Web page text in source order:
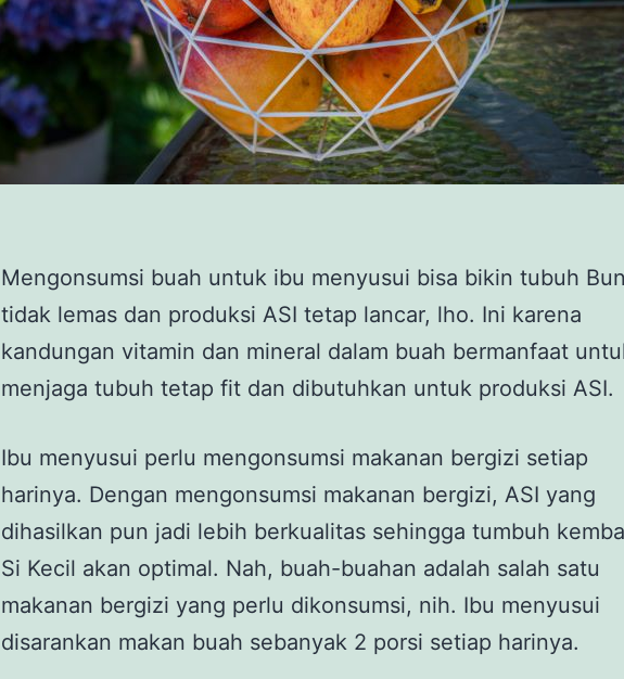
Mengonsumsi buah untuk ibu menyusui bisa bikin tubuh
tidak lemas dan produksi ASI tetap lancar, lho. Ini karena
kandungan vitamin dan mineral dalam buah bermanfaat
menjaga tubuh tetap fit dan dibutuhkan untuk produksi ASI.
Ibu menyusui perlu mengonsumsi makanan bergizi setiap
harinya. Dengan mengonsumsi makanan bergizi, ASI yang
dihasilkan pun jadi lebih berkualitas sehingga tumbuh
Si Kecil akan optimal. Nah, buah-buahan adalah salah satu
makanan bergizi yang perlu dikonsumsi, nih. Ibu menyusui
disarankan makan buah sebanyak 2 porsi setiap harinya.